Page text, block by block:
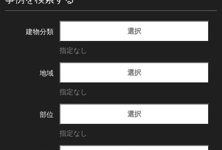
建物分類 選択
指定なし
地域 選択
指定なし
部位 選択
指定なし